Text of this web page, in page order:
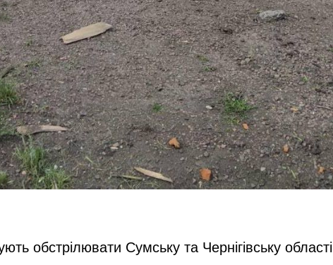
обстрілювати Сумську та Чернігівську області